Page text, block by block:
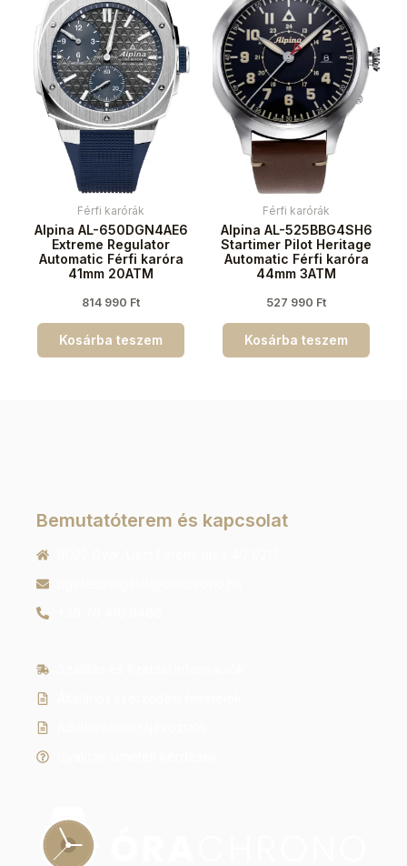
Férfi karórák
Alpina AL-650DGN4AE6
Extreme Regulator
Automatic Férfi karóra
41mm 20ATM
814 990 Ft
Kosárba teszem
Férfi karórák
Alpina AL-525BBG4SH6
Startimer Pilot Heritage
Automatic Férfi karóra
44mm 3ATM
527 990 Ft
Kosárba teszem
Bemutatóterem és kapcsolat